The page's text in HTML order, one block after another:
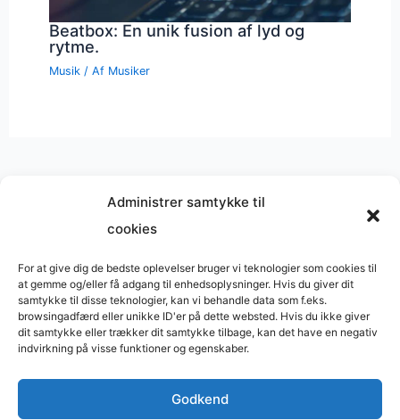
Administrer samtykke til
cookies
For at give dig de bedste oplevelser bruger vi teknologier som cookies til
at gemme og/eller få adgang til enhedsoplysninger. Hvis du giver dit
samtykke til disse teknologier, kan vi behandle data som f.eks.
browsingadfærd eller unikke ID'er på dette websted. Hvis du ikke giver
dit samtykke eller trækker dit samtykke tilbage, kan det have en negativ
indvirkning på visse funktioner og egenskaber.
Godkend
Beatbox: En unik fusion af lyd og
rytme.
Musik / Af Musiker
Musik på
Copyright © 2026 BasimWorld
Udviklet afWebbureau.dk
Bygget medWordPress
Restaurant